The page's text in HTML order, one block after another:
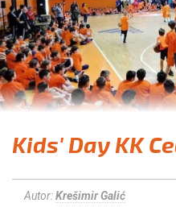
Kids' Day KK
Autor:Krešimir Galić